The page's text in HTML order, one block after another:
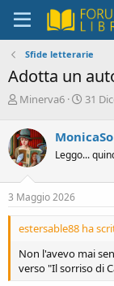
Sfide letterarie
Adotta un
C
e
a
t
o
r
e
i
c
u
Minerva6
D
a
d
i
z
o
31
MonicaSo
Leggo...
3 Maggio 2026
estersable88 ha
Non l'avevo mai
verso "Il sorriso di